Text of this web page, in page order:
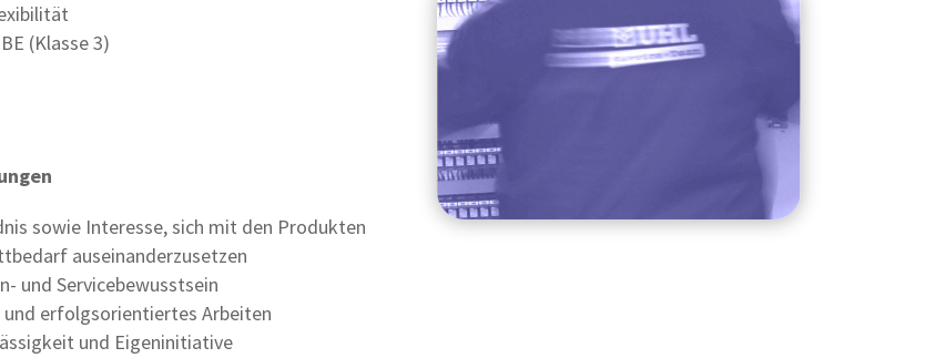
(Klasse 3)
sowie Interesse, sich mit den Produkten
auseinanderzusetzen
und Servicebewusstsein
erfolgsorientiertes Arbeiten
und Eigeninitiative